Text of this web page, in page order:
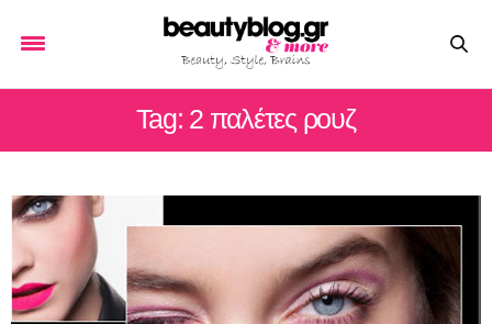
Tag: 2 παλέτες ρουζ